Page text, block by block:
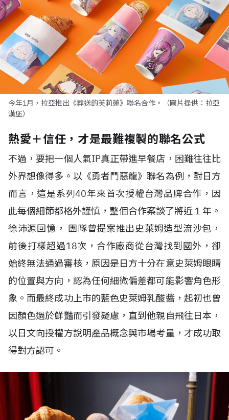
今年1月，拉亞推出《葬送的芙莉蓮》聯名合作。（圖片提供：拉亞
漢堡）
熱愛＋信任，才是最難複製的聯名公式
不過，要把一個人氣IP真正帶進早餐店，困難往往比
外界想像得多。以《勇者鬥惡龍》聯名為例，對日方
而言，這是系列40年來首次授權台灣品牌合作，因
此每個細節都格外謹慎，整個合作案談了將近 1 年。
徐沛源回憶， 團隊曾提案推出史萊姆造型流沙包，
前後打樣超過18次，合作廠商從台灣找到國外，卻
始終無法通過審核，原因是日方十分在意史萊姆眼睛
的位置與方向，認為任何細微偏差都可能影響角色形
象。而最終成功上市的藍色史萊姆乳酸醬，起初也曾
因顏色過於鮮豔而引發疑慮，直到他親自飛往日本，
以日文向授權方說明產品概念與市場考量，才成功取
得對方認可。